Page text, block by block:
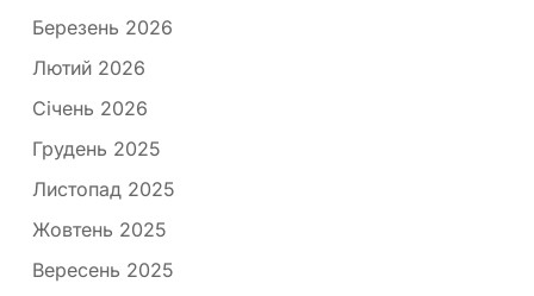
Березень 2026
Лютий 2026
Січень 2026
Грудень 2025
Листопад 2025
Жовтень 2025
Вересень 2025